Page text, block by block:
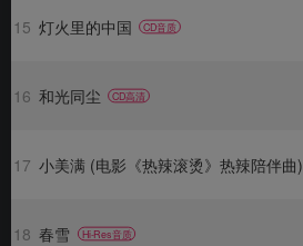
15 灯火里的中国 CD音质
16 和光同尘 CD高清
17 小美满 (电影《热辣滚烫》热辣陪伴曲)
18 春雪 Hi-Res音质